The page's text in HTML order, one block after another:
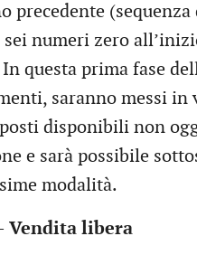
precedente
numeri zero
questa prima fase
saranno messi in
disponibili non
e sarà possibile
modalità.
Vendita libera